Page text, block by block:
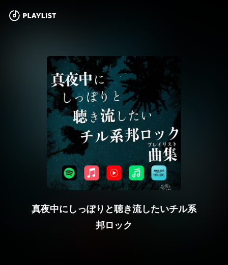
真夜中にしっぽりと聴き流したいチル系
邦ロック